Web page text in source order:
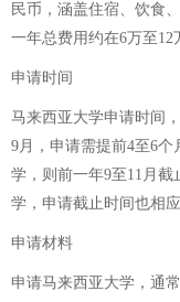
民币，涵盖住宿、饮食
一年总费用约在6万至12
申请时间
马来西亚大学申请时间
9月，申请需提前4至6个
学，则前一年9至11月
学，申请截止时间也相应
申请材料
申请马来西亚大学，通